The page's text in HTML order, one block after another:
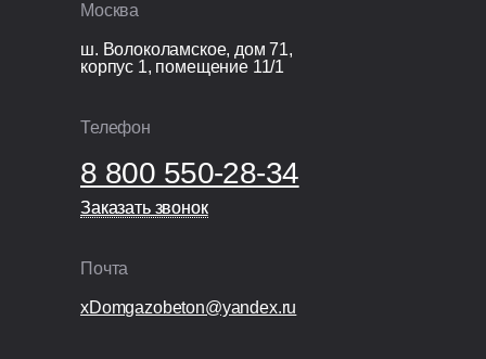
xDomgazobeton@yandex.ru
Почта
ш. Волоколамское, дом 71,
корпус 1, помещение 11/1
8 800 550-28-34
Москва
Заказать звонок
Заказать звонок
Телефон